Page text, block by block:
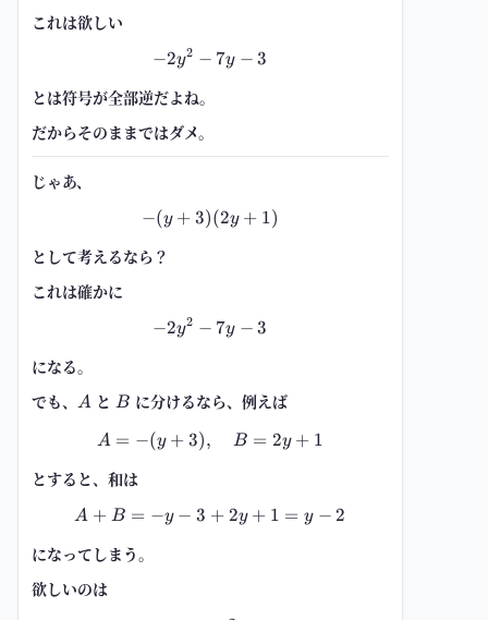
これは欲しい
-2y^2-7y-3
−2y2 − 7y − 3
とは符号が全部逆だよね。
だからそのままではダメ。
じゃあ、
-(y+3)(2y+1)
−(y + 3)(2y + 1)
として考えるなら？
これは確かに
-2y^2-7y-3
−2y2 − 7y − 3
になる。
でも、 A
A と B
B に分けるなら、例えば
A=-(y+3),\quad B=2y+1
A = −(y + 3), B = 2y + 1
とすると、和は
A+B=-y-3+2y+1=y-2
A + B = −y − 3 + 2y + 1 = y − 2
になってしまう。
欲しいのは